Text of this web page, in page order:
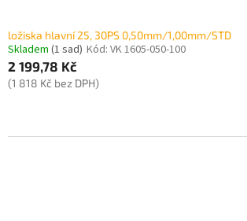
ložiska hlavní 25, 30PS 0,50mm/1,00mm/STD
Skladem (1 sad) Kód: VK 1605-050-100
2 199,78 Kč
(1 818 Kč bez DPH)